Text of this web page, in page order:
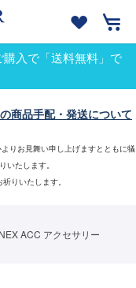
入で「送料無料」で
商品手配・発送について
りお見舞い申し上げますとともに犠
いたします。
りいたします。
ACC アクセサリー